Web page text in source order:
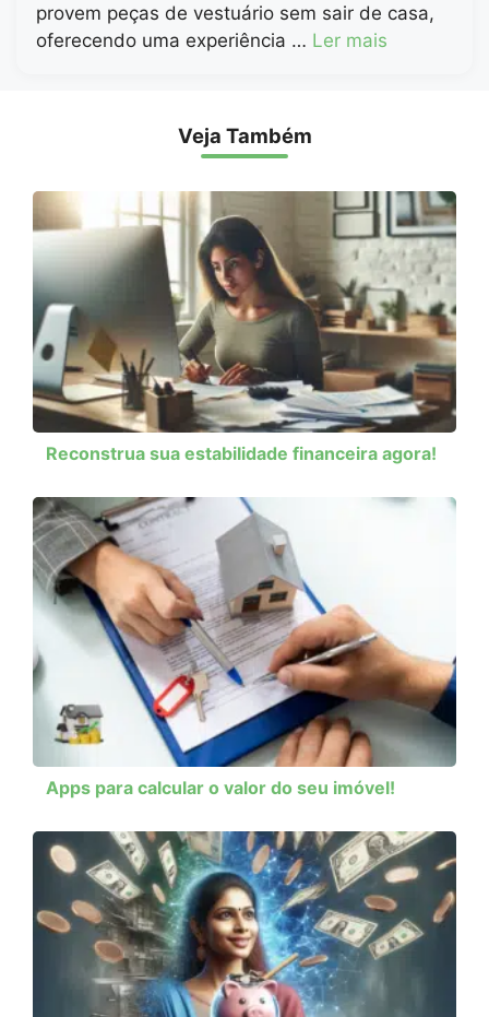
provem peças de vestuário sem sair de casa,
oferecendo uma experiência … Ler mais
Veja Também
Reconstrua sua estabilidade financeira agora!
Apps para calcular o valor do seu imóvel!